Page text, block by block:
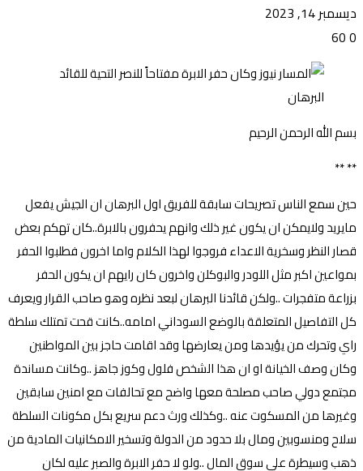
ديسمبر 14, 2023
0
بسم الله الرحمن الرحيم
** **
حين سمع الناس تصريحات سابقة للفريق اول البرهان ان الجيش يفعل
مايريد ولايمكن ان يكون غير ذلك وانهم يحفرون بالابرة..كان تهكم بعض
قصار النظر وسخرية الاعداء فروجوا لهذا الكلام واما اخرون فطلبوا الحفر
بمواعين اكبر مثل اللودر والبوكلن واخرون كان رايهم ان يكون الحفر
بزراعة متفجرات ..ولكن قائدنا البرهان لبعد نظره وهو صاحب القرار ويعرف
كل التفاصيل المتعلقة بالوضع السوداني امامه..كانت قحت تمتلك سلطة
راي وتحرك من يؤيدها ومن يعارضها وقد اقامت حاجز بين المواطنين
وكان وصف الخيانة او ان هذا الشخص فلول وكوز جاهز ..وكانت مساندة
مجتمع دولي صاحب مصلحة معها واضح مع تحالفات مع امنين سابقين
وغيرها من المسكوت عنه ..وكذلك ورث دعم سريع بكل مكونات السلطة
سلاح ومنسوبين ومال بلا حدود من الدولة وتسخير الامكانيات المادية من
ذهب وسيطرة علي سوق المال ..ولو لا حفر الابرة والصبر عليه لكان